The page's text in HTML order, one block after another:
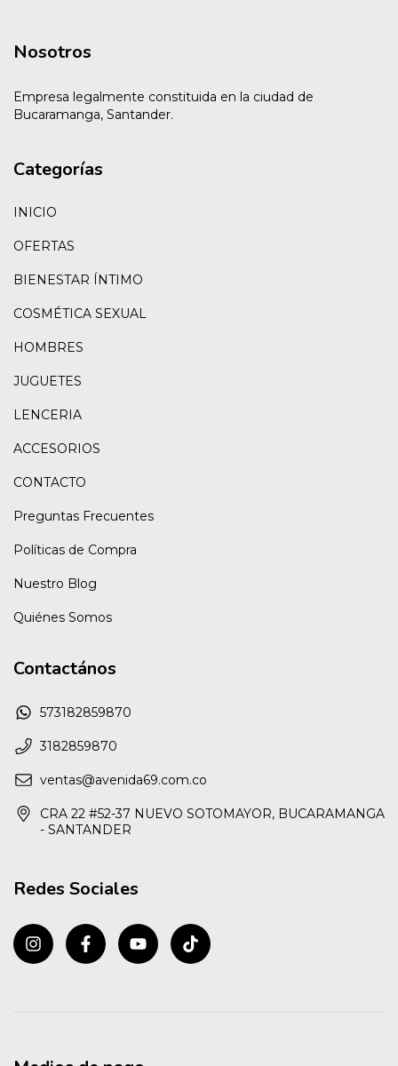
Nosotros
Empresa legalmente constituida en la ciudad de
Bucaramanga, Santander.
Categorías
INICIO
OFERTAS
BIENESTAR ÍNTIMO
COSMÉTICA SEXUAL
HOMBRES
JUGUETES
LENCERIA
ACCESORIOS
CONTACTO
Preguntas Frecuentes
Políticas de Compra
Nuestro Blog
Quiénes Somos
Contactános
573182859870
3182859870
ventas@avenida69.com.co
CRA 22 #52-37 NUEVO SOTOMAYOR, BUCARAMANGA
- SANTANDER
Redes Sociales